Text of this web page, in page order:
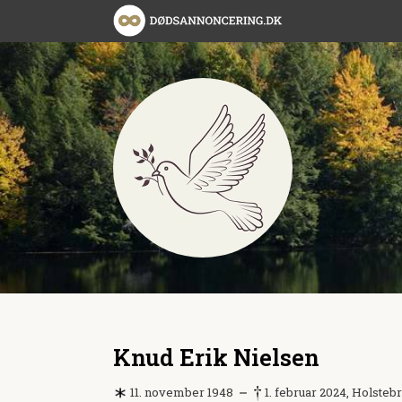
Knud Erik Nielsen
11. november 1948 1. februar 2024,